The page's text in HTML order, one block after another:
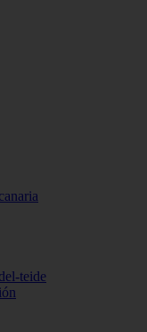
teide